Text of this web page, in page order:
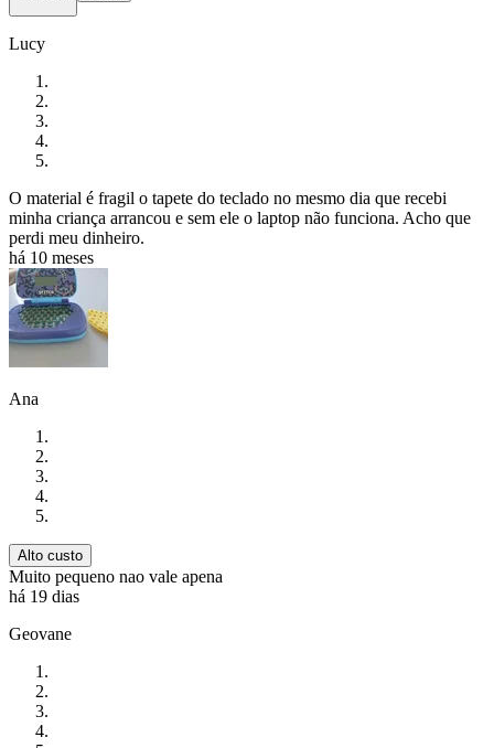
Lucy
O material é fragil o tapete do teclado no mesmo dia que recebi
minha criança arrancou e sem ele o laptop não funciona. Acho que
perdi meu dinheiro.
há 10 meses
Ana
Alto custo
Muito pequeno nao vale apena
há 19 dias
Geovane